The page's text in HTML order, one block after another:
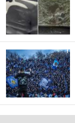
1